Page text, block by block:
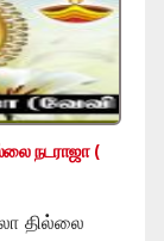
நடராஜா (
தில்லை